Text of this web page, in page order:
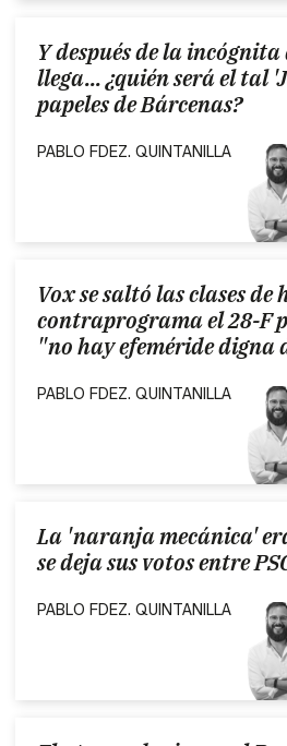
Y después de la
llega... ¿quién será el tal
papeles de Bárcenas?
PABLO FDEZ. QUINTANILLA
Vox se saltó las clases
contraprograma el 28-F
"no hay efeméride digna
PABLO FDEZ. QUINTANILLA
La 'naranja mecánica'
se deja sus votos entre
PABLO FDEZ. QUINTANILLA